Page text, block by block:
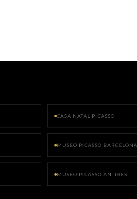
CASA NATAL PICASSO
MUSEO PICASSO BARCELONA
MUSEO PICASSO ANTIBES